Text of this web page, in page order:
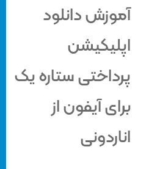
آموزش دانلود
اپلیکیشن
پرداختی ستاره یک
برای آیفون از
اناردونی